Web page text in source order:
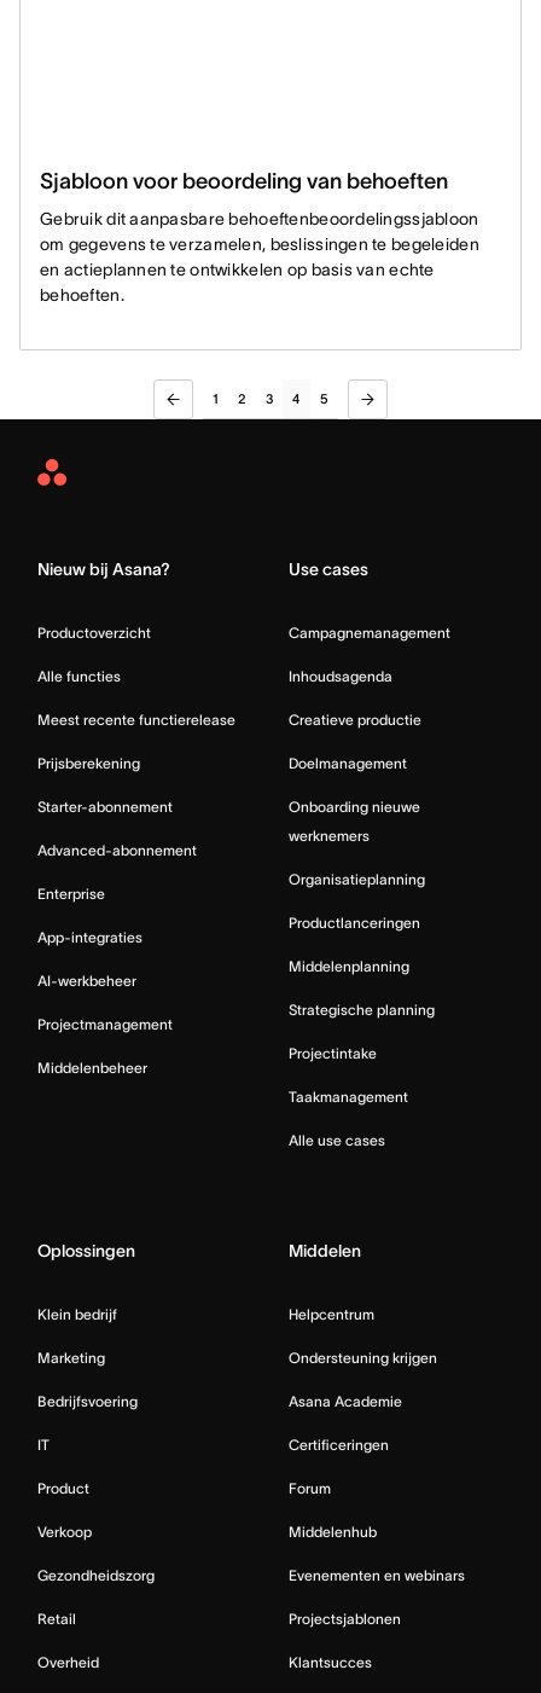
Sjabloon voor beoordeling van behoeften
Gebruik dit aanpasbare behoeftenbeoordelingssjabloon
om gegevens te verzamelen, beslissingen te begeleiden
en actieplannen te ontwikkelen op basis van echte
behoeften.
1 2 3 4 5
Asana
Nieuw bij Asana?
Productoverzicht
Alle functies
Meest recente functierelease
Prijsberekening
Starter-abonnement
Advanced-abonnement
Enterprise
App-integraties
AI-werkbeheer
Projectmanagement
Middelenbeheer
Use cases
Campagnemanagement
Inhoudsagenda
Creatieve productie
Doelmanagement
Onboarding nieuwe
werknemers
Organisatieplanning
Productlanceringen
Middelenplanning
Strategische planning
Projectintake
Taakmanagement
Alle use cases
Oplossingen
Klein bedrijf
Marketing
Bedrijfsvoering
IT
Product
Verkoop
Gezondheidszorg
Retail
Overheid
Middelen
Helpcentrum
Ondersteuning krijgen
Asana Academie
Certificeringen
Forum
Middelenhub
Evenementen en webinars
Projectsjablonen
Klantsucces